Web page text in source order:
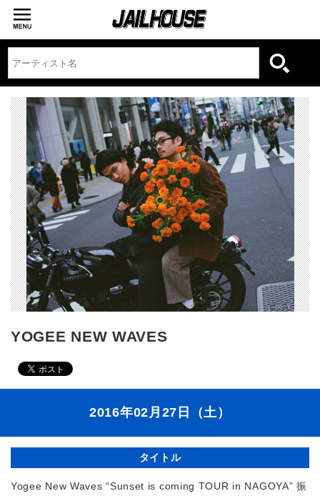
YOGEE NEW WAVES
2016年02月27日（土）
タイトル
Yogee New Waves “Sunset is coming TOUR in NAGOYA” 振